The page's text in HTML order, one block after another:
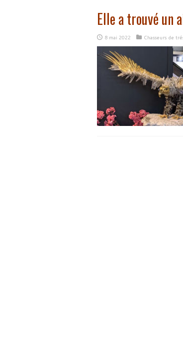
Elle a trouvé un
8 mai 2022 Chasseurs de